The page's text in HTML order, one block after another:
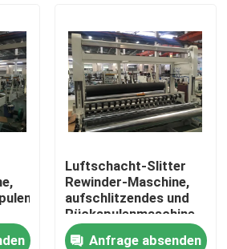
Luftschacht-Slitter
Rewinder-Maschine,
aufschlitzendes und
Rückspulenmaschine
Papier 200 M/Minute
Anfrage absenden